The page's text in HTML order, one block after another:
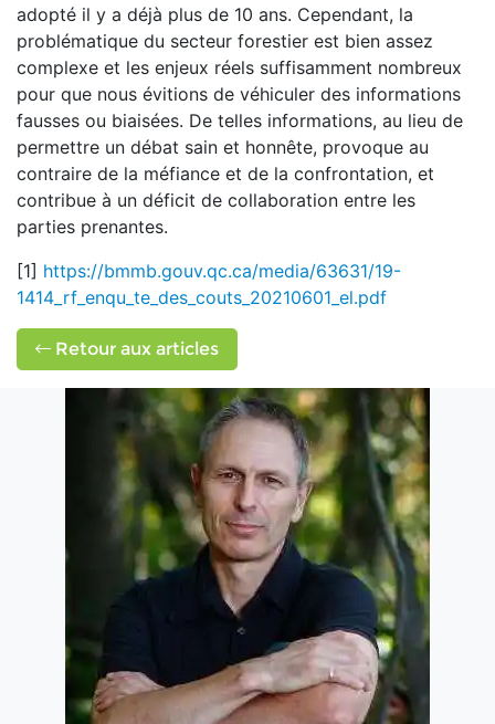
adopté il y a déjà plus de 10 ans. Cependant, la
problématique du secteur forestier est bien assez
complexe et les enjeux réels suffisamment nombreux
pour que nous évitions de véhiculer des informations
fausses ou biaisées. De telles informations, au lieu de
permettre un débat sain et honnête, provoque au
contraire de la méfiance et de la confrontation, et
contribue à un déficit de collaboration entre les
parties prenantes.
[1] https://bmmb.gouv.qc.ca/media/63631/19-
1414_rf_enqu_te_des_couts_20210601_el.pdf
Retour aux articles